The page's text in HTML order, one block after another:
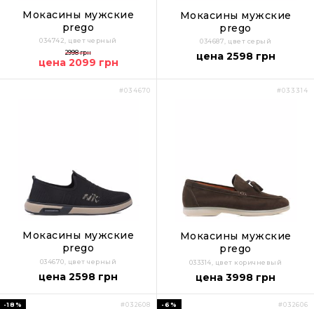
Мокасины мужские
prego
034742, цвет черный
2998 грн
цена 2099 грн
Мокасины мужские
prego
034687, цвет серый
цена 2598 грн
#034670
Мокасины мужские
prego
034670, цвет черный
цена 2598 грн
#033314
Мокасины мужские
prego
033314, цвет коричневый
цена 3998 грн
#032608
-18% #032606
-6%